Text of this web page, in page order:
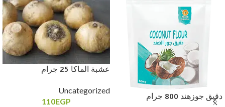
دقيق جوزهند 800 جرام
عشبة الماكا 25 جرام
Uncategorized
110EGP